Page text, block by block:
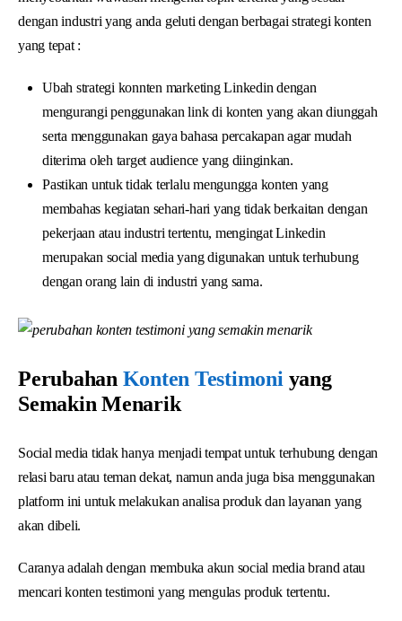
dengan industri yang anda geluti dengan berbagai strategi konten
yang tepat :
Ubah strategi konnten marketing Linkedin dengan
mengurangi penggunakan link di konten yang akan diunggah
serta menggunakan gaya bahasa percakapan agar mudah
diterima oleh target audience yang diinginkan.
Pastikan untuk tidak terlalu mengungga konten yang
membahas kegiatan sehari-hari yang tidak berkaitan dengan
pekerjaan atau industri tertentu, mengingat Linkedin
merupakan social media yang digunakan untuk terhubung
dengan orang lain di industri yang sama.
Perubahan Konten Testimoni yang
Semakin Menarik
Social media tidak hanya menjadi tempat untuk terhubung dengan
relasi baru atau teman dekat, namun anda juga bisa menggunakan
platform ini untuk melakukan analisa produk dan layanan yang
akan dibeli.
Caranya adalah dengan membuka akun social media brand atau
mencari konten testimoni yang mengulas produk tertentu.